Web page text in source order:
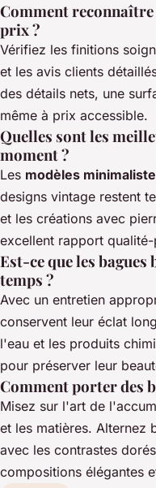
Comment reconnaître
prix ?
Vérifiez les finitions
et les avis clients
des détails nets, une
même à prix accessible.
Quelles sont les
moment ?
Les modèles
designs vintage restent
et les créations avec
excellent rapport
Est-ce que les
temps ?
Avec un entretien
conservent leur éclat
l'eau et les produits
pour préserver leur
Comment porter des
Misez sur l'art de
et les matières. Alternez
avec les contrastes
compositions élégantes